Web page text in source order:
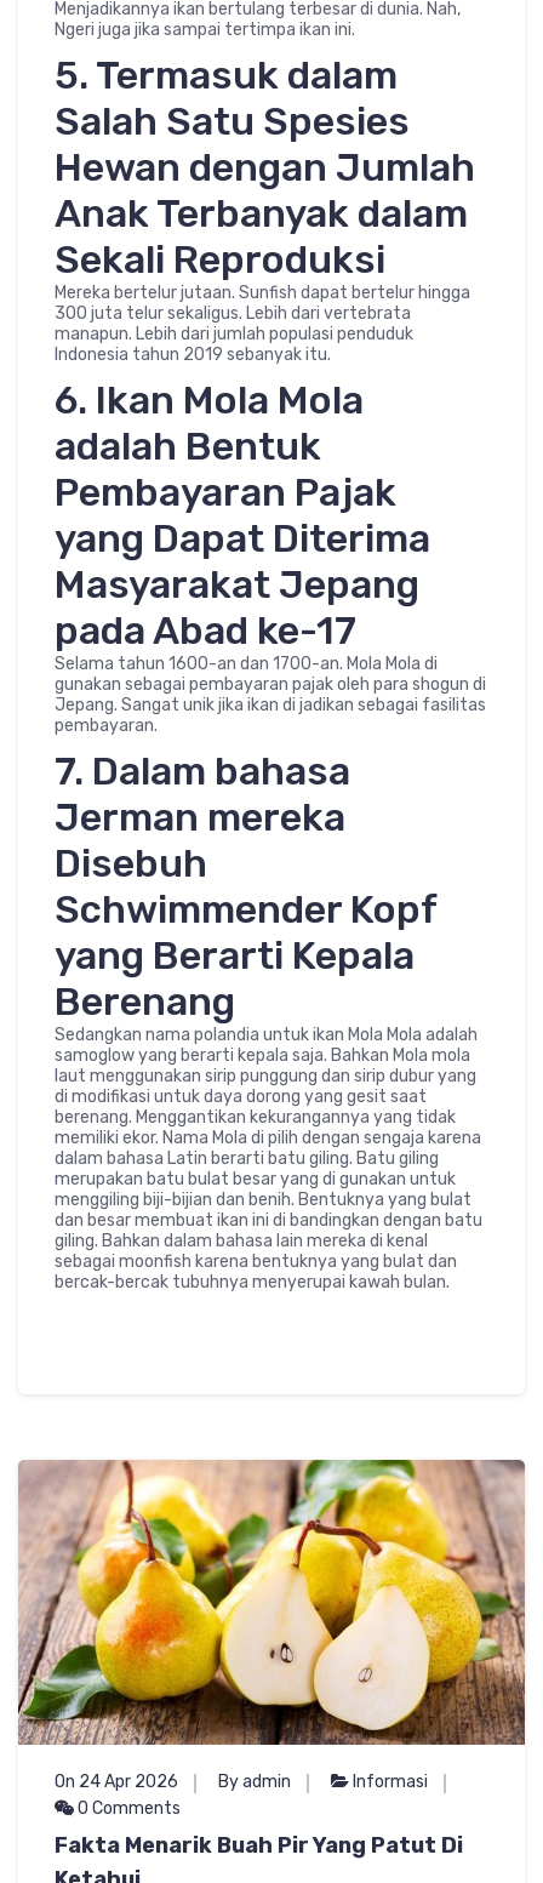
Menjadikannya ikan bertulang terbesar di dunia. Nah,
Ngeri juga jika sampai tertimpa ikan ini.
5. Termasuk dalam
Salah Satu Spesies
Hewan dengan Jumlah
Anak Terbanyak dalam
Sekali Reproduksi
Mereka bertelur jutaan. Sunfish dapat bertelur hingga
300 juta telur sekaligus. Lebih dari vertebrata
manapun. Lebih dari jumlah populasi penduduk
Indonesia tahun 2019 sebanyak itu.
6. Ikan Mola Mola
adalah Bentuk
Pembayaran Pajak
yang Dapat Diterima
Masyarakat Jepang
pada Abad ke-17
Selama tahun 1600-an dan 1700-an. Mola Mola di
gunakan sebagai pembayaran pajak oleh para shogun di
Jepang. Sangat unik jika ikan di jadikan sebagai fasilitas
pembayaran.
7. Dalam bahasa
Jerman mereka
Disebuh
Schwimmender Kopf
yang Berarti Kepala
Berenang
Sedangkan nama polandia untuk ikan Mola Mola adalah
samoglow yang berarti kepala saja. Bahkan Mola mola
laut menggunakan sirip punggung dan sirip dubur yang
di modifikasi untuk daya dorong yang gesit saat
berenang. Menggantikan kekurangannya yang tidak
memiliki ekor. Nama Mola di pilih dengan sengaja karena
dalam bahasa Latin berarti batu giling. Batu giling
merupakan batu bulat besar yang di gunakan untuk
menggiling biji-bijian dan benih. Bentuknya yang bulat
dan besar membuat ikan ini di bandingkan dengan batu
giling. Bahkan dalam bahasa lain mereka di kenal
sebagai moonfish karena bentuknya yang bulat dan
bercak-bercak tubuhnya menyerupai kawah bulan.
On 24 Apr 2026 By admin
Informasi
0 Comments
Fakta Menarik Buah Pir Yang Patut Di